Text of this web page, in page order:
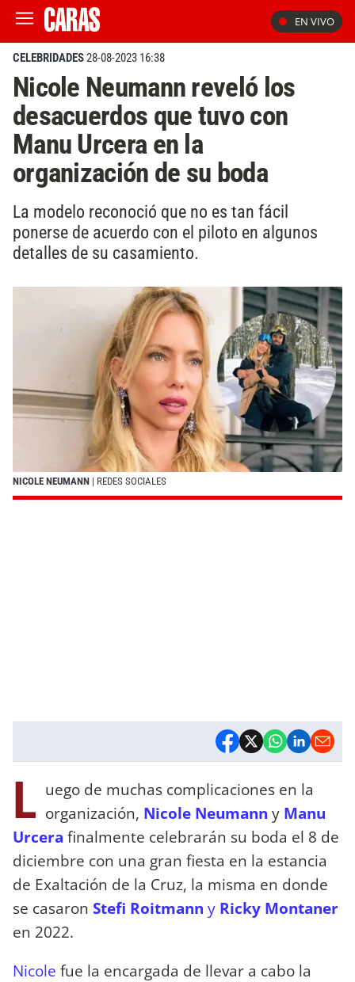
EN VIVO
CELEBRIDADES28-08-2023 16:38
Nicole Neumann reveló los
desacuerdos que tuvo con
Manu Urcera en la
organización de su boda
La modelo reconoció que no es tan fácil
ponerse de acuerdo con el piloto en algunos
detalles de su casamiento.
NICOLE NEUMANN | REDES SOCIALES
L uego de muchas complicaciones en la
organización, Nicole Neumann y Manu
Urcera finalmente celebrarán su boda el 8 de
diciembre con una gran fiesta en la estancia
de Exaltación de la Cruz, la misma en donde
se casaron Stefi Roitmann y Ricky Montaner
en 2022.
Nicole fue la encargada de llevar a cabo la